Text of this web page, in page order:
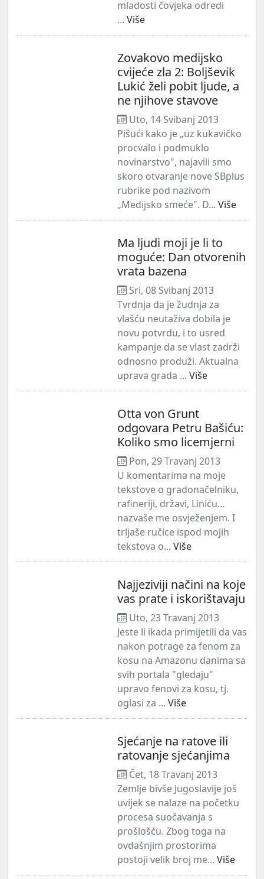
mladosti čovjeka odredi
... Više
Zovakovo medijsko
cvijeće zla 2: Boljševik
Lukić želi pobit ljude, a
ne njihove stavove
Uto, 14 Svibanj 2013
Pišući kako je „uz kukavičko
procvalo i podmuklo
novinarstvo", najavili smo
skoro otvaranje nove SBplus
rubrike pod nazivom
„Medijsko smeće". D... Više
Ma ljudi moji je li to
moguće: Dan otvorenih
vrata bazena
Sri, 08 Svibanj 2013
Tvrdnja da je žudnja za
vlašću neutaživa dobila je
novu potvrdu, i to usred
kampanje da se vlast zadrži
odnosno produži. Aktualna
uprava grada ... Više
Otta von Grunt
odgovara Petru Bašiću:
Koliko smo licemjerni
Pon, 29 Travanj 2013
U komentarima na moje
tekstove o gradonačelniku,
rafineriji, državi, Liniću…
nazvaše me osvježenjem. I
trljaše ručice ispod mojih
tekstova o... Više
Najjeziviji načini na koje
vas prate i iskorištavaju
Uto, 23 Travanj 2013
Jeste li ikada primijetili da vas
nakon potrage za fenom za
kosu na Amazonu danima sa
svih portala "gledaju"
upravo fenovi za kosu, tj.
oglasi za ... Više
Sjećanje na ratove ili
ratovanje sjećanjima
Čet, 18 Travanj 2013
Zemlje bivše Jugoslavije još
uvijek se nalaze na početku
procesa suočavanja s
prošlošću. Zbog toga na
ovdašnjim prostorima
postoji velik broj me... Više